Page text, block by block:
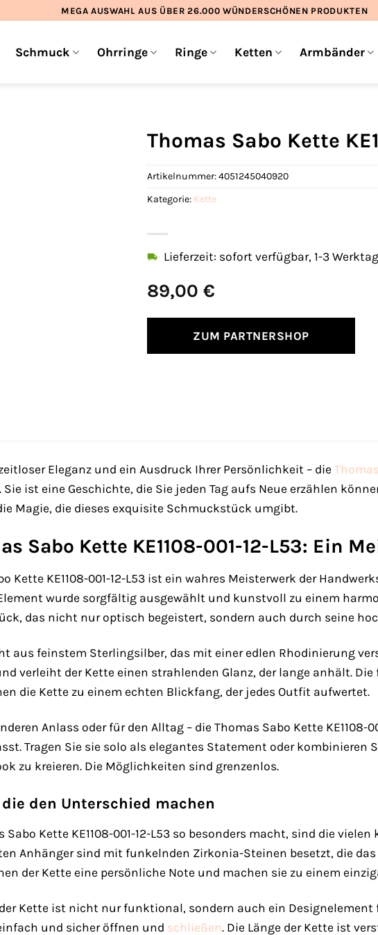
MEGA AUSWAHL AUS ÜBER 26.000 WÜNDERSCHÖNEN PRODUKTEN
Schmuck Ohrringe Ringe Ketten Armbänder
Thomas Sabo Kette
89,00 €
Lieferzeit: sofort verfügbar, 1-3
ZUM PARTNERSHOP
Artikelnummer:4051245040920
Kategorie: Kette
Eleganz und ein Ausdruck Ihrer Persönlichkeit – die
ist eine Geschichte, die Sie jeden Tag aufs Neue erzählen
Magie, die dieses exquisite Schmuckstück umgibt.
Sabo Kette KE1108-001-12-L53: Ein
Kette KE1108-001-12-L53 ist ein wahres Meisterwerk der
wurde sorgfältig ausgewählt und kunstvoll zu einem
das nicht nur optisch begeistert, sondern auch durch seine
aus feinstem Sterlingsilber, das mit einer edlen Rhodinierung
verleiht der Kette einen strahlenden Glanz, der lange anhält.
die Kette zu einem echten Blickfang, der jedes Outfit aufwertet.
Anlass oder für den Alltag – die Thomas Sabo Kette
Tragen Sie sie solo als elegantes Statement oder
zu kreieren. Die Möglichkeiten sind grenzenlos.
den Unterschied machen
Sabo Kette KE1108-001-12-L53 so besonders macht, sind die
Anhänger sind mit funkelnden Zirkonia-Steinen besetzt, die
der Kette eine persönliche Note und machen sie zu einem
Kette ist nicht nur funktional, sondern auch ein Designelement
und sicher öffnen und schließen. Die Länge der Kette ist